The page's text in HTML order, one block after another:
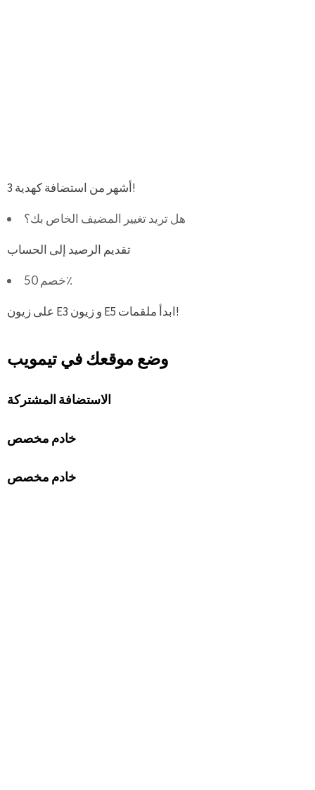
3 أشهر من استضافة كهدية!
هل تريد تغيير المضيف الخاص بك؟
تقديم الرصيد إلى الحساب
خصم 50٪
على زيون E3 و زيون E5 ابدأ ملقمات!
وضع موقعك في تيمويب
الاستضافة المشتركة
خادم مخصص
خادم مخصص